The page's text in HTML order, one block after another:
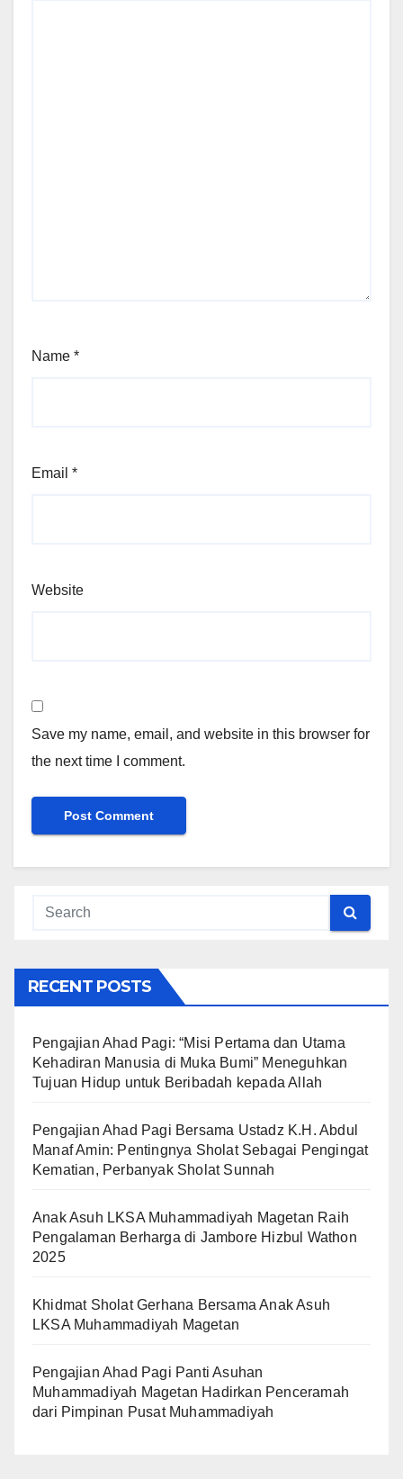
Name *
Email *
Website
Save my name, email, and website in this browser for
the next time I comment.
RECENT POSTS
Pengajian Ahad Pagi: “Misi Pertama dan Utama
Kehadiran Manusia di Muka Bumi” Meneguhkan
Tujuan Hidup untuk Beribadah kepada Allah
Pengajian Ahad Pagi Bersama Ustadz K.H. Abdul
Manaf Amin: Pentingnya Sholat Sebagai Pengingat
Kematian, Perbanyak Sholat Sunnah
Anak Asuh LKSA Muhammadiyah Magetan Raih
Pengalaman Berharga di Jambore Hizbul Wathon
2025
Khidmat Sholat Gerhana Bersama Anak Asuh
LKSA Muhammadiyah Magetan
Pengajian Ahad Pagi Panti Asuhan
Muhammadiyah Magetan Hadirkan Penceramah
dari Pimpinan Pusat Muhammadiyah